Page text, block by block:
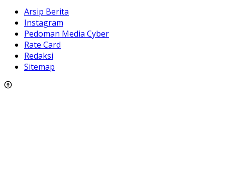
Arsip Berita
Instagram
Pedoman Media Cyber
Rate Card
Redaksi
Sitemap